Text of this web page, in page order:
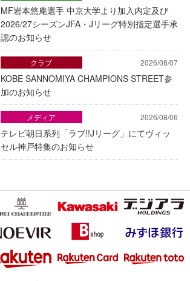
MF岩本悠庵選手 中京大学より加入内定及び
2026/27シーズンJFA・Jリーグ特別指定選手承
認のお知らせ
2026/08/07
KOBE SANNOMIYA CHAMPIONS STREET参
加のお知らせ
クラブ
2026/08/06
テレビ朝日系列「ラブ!!Jリーグ」にてヴィッ
セル神戸特集のお知らせ
メディア